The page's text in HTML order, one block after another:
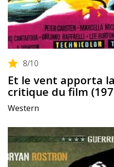
8/10
Et le vent apporta
critique du film
Western